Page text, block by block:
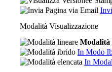
Modalità Visualizzazione
Modalità
In Modo
In